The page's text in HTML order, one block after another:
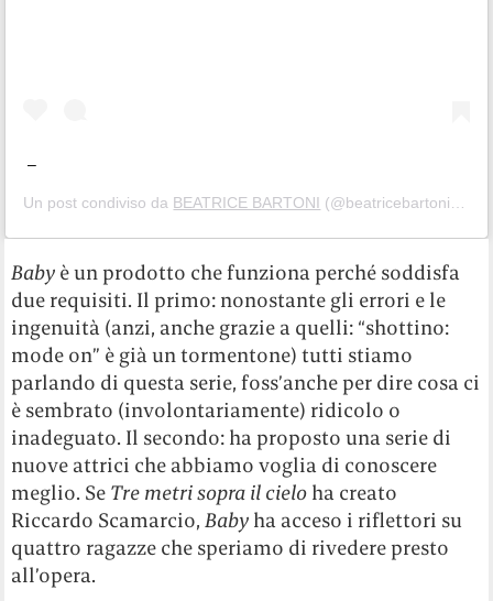
–
Un post condiviso da BEATRICE BARTONI (@beatricebartoni) in data:
Baby è un prodotto che funziona perché soddisfa
due requisiti. Il primo: nonostante gli errori e le
ingenuità (anzi, anche grazie a quelli: “shottino:
mode on” è già un tormentone) tutti stiamo
parlando di questa serie, foss’anche per dire cosa ci
è sembrato (involontariamente) ridicolo o
inadeguato. Il secondo: ha proposto una serie di
nuove attrici che abbiamo voglia di conoscere
meglio. Se Tre metri sopra il cielo ha creato
Riccardo Scamarcio,Baby ha acceso i riflettori su
quattro ragazze che speriamo di rivedere presto
all’opera.